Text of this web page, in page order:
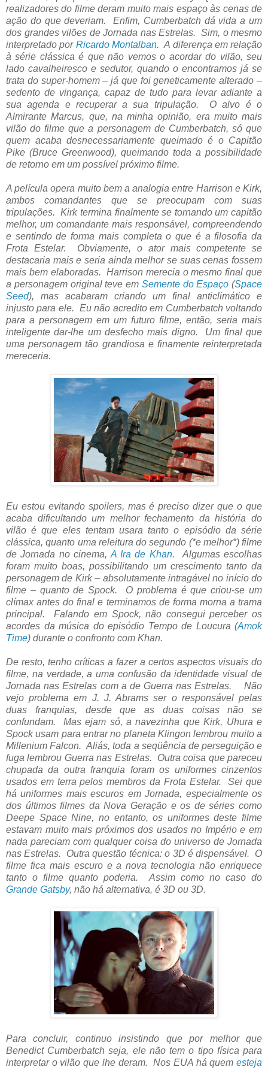
realizadores do filme deram muito mais espaço às cenas de
ação do que deveriam. Enfim, Cumberbatch dá vida a um
dos grandes vilões de Jornada nas Estrelas. Sim, o mesmo
interpretado por Ricardo Montalban. A diferença em relação
à série clássica é que não vemos o acordar do vilão, seu
lado cavalheiresco e sedutor, quando o encontramos já se
trata do super-homem – já que foi geneticamente alterado –
sedento de vingança, capaz de tudo para levar adiante a
sua agenda e recuperar a sua tripulação. O alvo é o
Almirante Marcus, que, na minha opinião, era muito mais
vilão do filme que a personagem de Cumberbatch, só que
quem acaba desnecessariamente queimado é o Capitão
Pike (Bruce Greenwood), queimando toda a possibilidade
de retorno em um possível próximo filme.
A película opera muito bem a analogia entre Harrison e Kirk,
ambos comandantes que se preocupam com suas
tripulações. Kirk termina finalmente se tornando um capitão
melhor, um comandante mais responsável, compreendendo
e sentindo de forma mais completa o que é a filosofia da
Frota Estelar. Obviamente, o ator mais competente se
destacaria mais e seria ainda melhor se suas cenas fossem
mais bem elaboradas. Harrison merecia o mesmo final que
a personagem original teve em Semente do Espaço (Space
Seed), mas acabaram criando um final anticlimático e
injusto para ele. Eu não acredito em Cumberbatch voltando
para a personagem em um futuro filme, então, seria mais
inteligente dar-lhe um desfecho mais digno. Um final que
uma personagem tão grandiosa e finamente reinterpretada
mereceria.
Eu estou evitando spoilers, mas é preciso dizer que o que
acaba dificultando um melhor fechamento da história do
vilão é que eles tentam usara tanto o episódio da série
clássica, quanto uma releitura do segundo (*e melhor*) filme
de Jornada no cinema, A Ira de Khan. Algumas escolhas
foram muito boas, possibilitando um crescimento tanto da
personagem de Kirk – absolutamente intragável no início do
filme – quanto de Spock. O problema é que criou-se um
clímax antes do final e terminamos de forma morna a trama
principal. Falando em Spock, não consegui perceber os
acordes da música do episódio Tempo de Loucura (Amok
Time) durante o confronto com Khan.
De resto, tenho críticas a fazer a certos aspectos visuais do
filme, na verdade, a uma confusão da identidade visual de
Jornada nas Estrelas com a de Guerra nas Estrelas. Não
vejo problema em J. J. Abrams ser o responsável pelas
duas franquias, desde que as duas coisas não se
confundam. Mas ejam só, a navezinha que Kirk, Uhura e
Spock usam para entrar no planeta Klingon lembrou muito a
Millenium Falcon. Aliás, toda a seqüência de perseguição e
fuga lembrou Guerra nas Estrelas. Outra coisa que pareceu
chupada da outra franquia foram os uniformes cinzentos
usados em terra pelos membros da Frota Estelar. Sei que
há uniformes mais escuros em Jornada, especialmente os
dos últimos filmes da Nova Geração e os de séries como
Deepe Space Nine, no entanto, os uniformes deste filme
estavam muito mais próximos dos usados no Império e em
nada pareciam com qualquer coisa do universo de Jornada
nas Estrelas. Outra questão técnica: o 3D é dispensável. O
filme fica mais escuro e a nova tecnologia não enriquece
tanto o filme quanto poderia. Assim como no caso do
Grande Gatsby, não há alternativa, é 3D ou 3D.
Para concluir, continuo insistindo que por melhor que
Benedict Cumberbatch seja, ele não tem o tipo física para
interpretar o vilão que lhe deram. Nos EUA há quem esteja